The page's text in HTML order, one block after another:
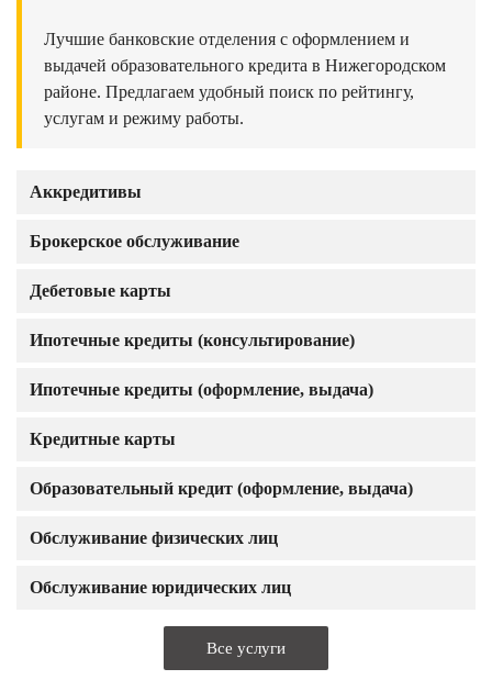
Лучшие банковские отделения с оформлением и
выдачей образовательного кредита в Нижегородском
районе. Предлагаем удобный поиск по рейтингу,
услугам и режиму работы.
Аккредитивы
Брокерское обслуживание
Дебетовые карты
Ипотечные кредиты (консультирование)
Ипотечные кредиты (оформление, выдача)
Кредитные карты
Образовательный кредит (оформление, выдача)
Обслуживание физических лиц
Обслуживание юридических лиц
Все услуги